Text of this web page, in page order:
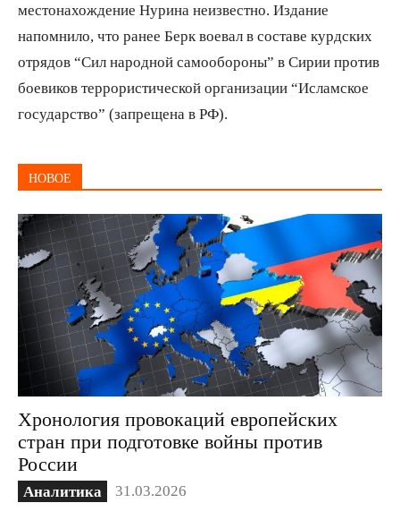
местонахождение Нурина неизвестно. Издание
напомнило, что ранее Берк воевал в составе курдских
отрядов “Сил народной самообороны” в Сирии против
боевиков террористической организации “Исламское
государство” (запрещена в РФ).
НОВОЕ
Хронология провокаций европейских
стран при подготовке войны против
России
Аналитика 31.03.2026